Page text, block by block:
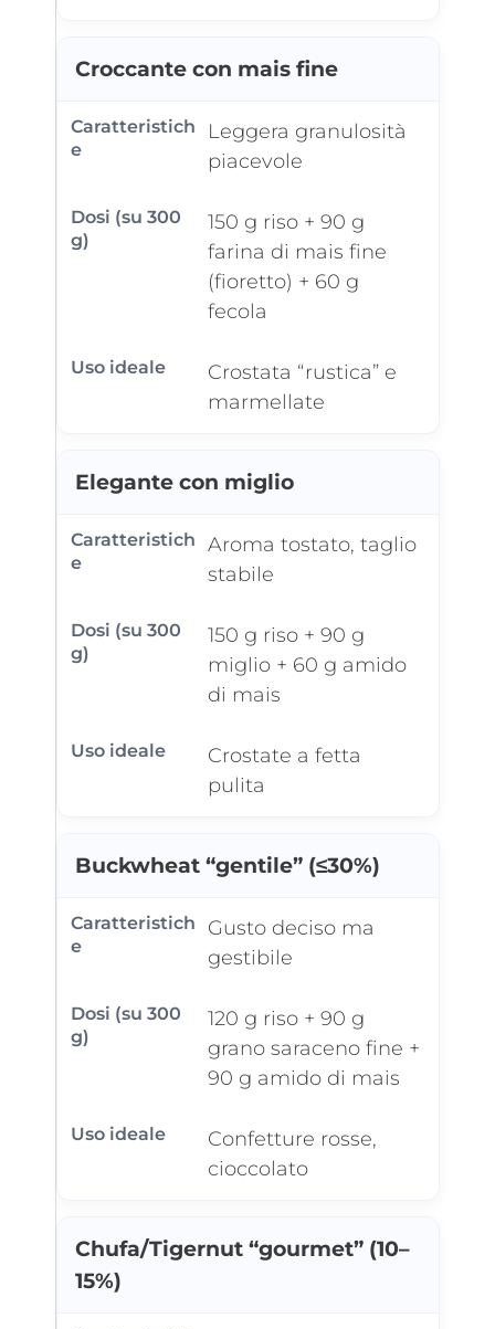
Croccante con mais fine
Leggera granulosità
piacevole
150 g riso + 90 g
farina di mais fine
(fioretto) + 60 g
fecola
Crostata “rustica” e
marmellate
Elegante con miglio
Aroma tostato, taglio
stabile
150 g riso + 90 g
miglio + 60 g amido
di mais
Crostate a fetta
pulita
Buckwheat “gentile” (≤30%)
Gusto deciso ma
gestibile
120 g riso + 90 g
grano saraceno fine +
90 g amido di mais
Confetture rosse,
cioccolato
Chufa/Tigernut “gourmet” (10–
15%)